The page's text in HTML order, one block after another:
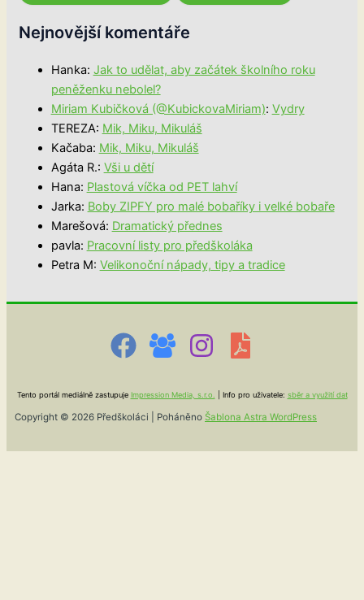
Nejnovější komentáře
Hanka: Jak to udělat, aby začátek školního roku
peněženku nebolel?
Miriam Kubičková (@KubickovaMiriam): Vydry
TEREZA: Mik, Miku, Mikuláš
Kačaba: Mik, Miku, Mikuláš
Agáta R.: Vši u dětí
Hana: Plastová víčka od PET lahví
Jarka: Boby ZIPFY pro malé bobaříky i velké bobaře
Marešová: Dramatický přednes
pavla: Pracovní listy pro předškoláka
Petra M: Velikonoční nápady, tipy a tradice
Tento portál mediálně zastupuje Impression Media, s.r.o. | Info pro uživatele: sběr a využití dat
Copyright © 2026 Předškoláci | Poháněno Šablona Astra WordPress